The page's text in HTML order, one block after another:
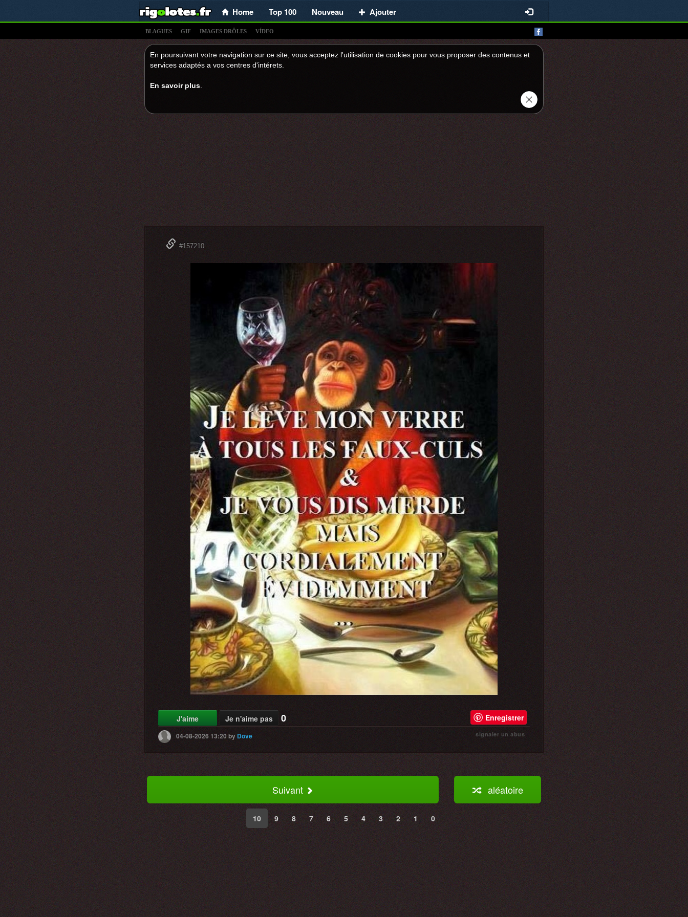
Home Top 100 Nouveau Ajouter
BLAGUES GIF IMAGES DRÔLES VÍDEO
En poursuivant votre navigation sur ce site, vous acceptez l'utilisation de cookies pour vous proposer des contenus et
services adaptés a vos centres d'intérets.
En savoir plus
#157210
J'aime Je n'aime pas 0 Enregistrer
04-08-2026 13:20byDove signaler un abus
Suivant aléatoire
10 9 8 7 6 5 4 3 2 1 0